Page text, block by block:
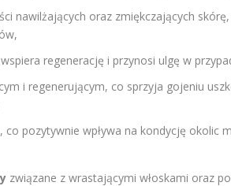
nawilżających oraz zmiękczających skórę,
regenerację i przynosi ulgę w
i regenerującym, co sprzyja gojeniu
pozytywnie wpływa na kondycję okolic
związane z wrastającymi włoskami oraz